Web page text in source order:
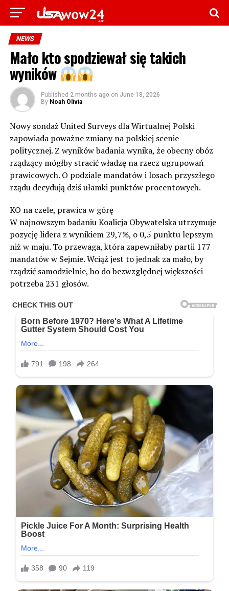
NEWS
Mało kto spodziewał się takich
wyników
Published 2 months ago on June 18, 2026
By Noah Olivia
Nowy sondaż United Surveys dla Wirtualnej Polski
zapowiada poważne zmiany na polskiej scenie
politycznej. Z wyników badania wynika, że obecny obóz
rządzący mógłby stracić władzę na rzecz ugrupowań
prawicowych. O podziale mandatów i losach przyszłego
rządu decydują dziś ułamki punktów procentowych.
KO na czele, prawica w górę
W najnowszym badaniu Koalicja Obywatelska utrzymuje
pozycję lidera z wynikiem 29,7%, o 0,5 punktu lepszym
niż w maju. To przewaga, która zapewniłaby partii 177
mandatów w Sejmie. Wciąż jest to jednak za mało, by
rządzić samodzielnie, bo do bezwzględnej większości
potrzeba 231 głosów.